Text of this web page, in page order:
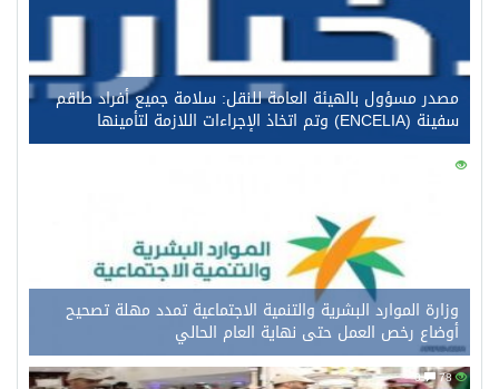
مصدر مسؤول بالهيئة العامة للنقل: سلامة جميع أفراد طاقم
سفينة (ENCELIA) وتم اتخاذ الإجراءات اللازمة لتأمينها
97
وزارة الموارد البشرية والتنمية الاجتماعية تمدد مهلة تصحيح
أوضاع رخص العمل حتى نهاية العام الحالي
78
0